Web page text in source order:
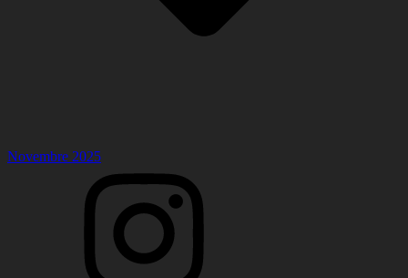
Novembre 2025